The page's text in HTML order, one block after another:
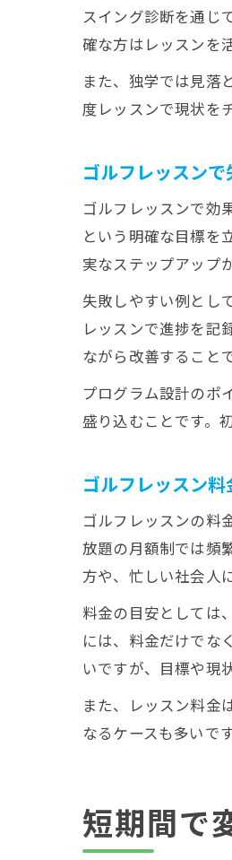
スイング診断を通じ
確な方はレッスンを
また、独学では見落
度レッスンで現状を
ゴルフレッスン
ゴルフレッスンで効
という明確な目標を
実なステップアップ
失敗しやすい例とし
レッスンで進捗を記
ながら改善すること
プログラム設計のポ
盛り込むことです。
ゴルフレッスン
ゴルフレッスンの料
放題の月額制では頻
方や、忙しい社会人
料金の目安としては
には、料金だけでな
いですが、目標や現
また、レッスン料金
なるケースも多いで
短期間で